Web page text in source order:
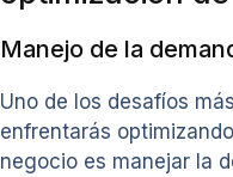
Manejo de la
Uno de los desafíos
enfrentarás
negocio es manejar la